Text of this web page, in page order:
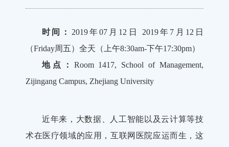
时间： 2019年07月12日 2019年7月12日
（Friday周五）全天（上午8:30am-下午17:30pm）
地点： Room 1417, School of Management,
Zijingang Campus, Zhejiang University
近年来，大数据、人工智能以及云计算等技
术在医疗领域的应用，互联网医院应运而生，这